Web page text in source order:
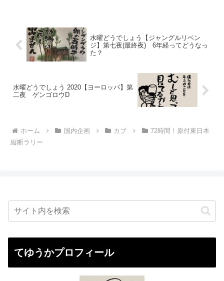
水曜どうでしょう【ジャングルリベン
ジ】第七夜(最終夜) 6年経ってどうなっ
た？
水曜どうでしょう 2020【ヨーロッパ】第
二夜 ゲンゴロウD
ホーム 国内企画 カブ
72時間！原付東日本
縦断ラリー
てゆうかプロフィール